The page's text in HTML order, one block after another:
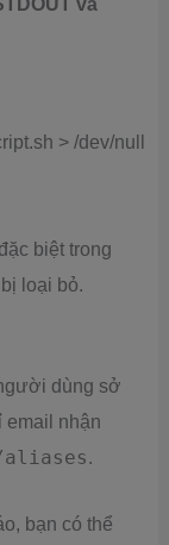
> /dev/null
biệt trong
loại bỏ.
dùng sở
email nhận
bạn có thể